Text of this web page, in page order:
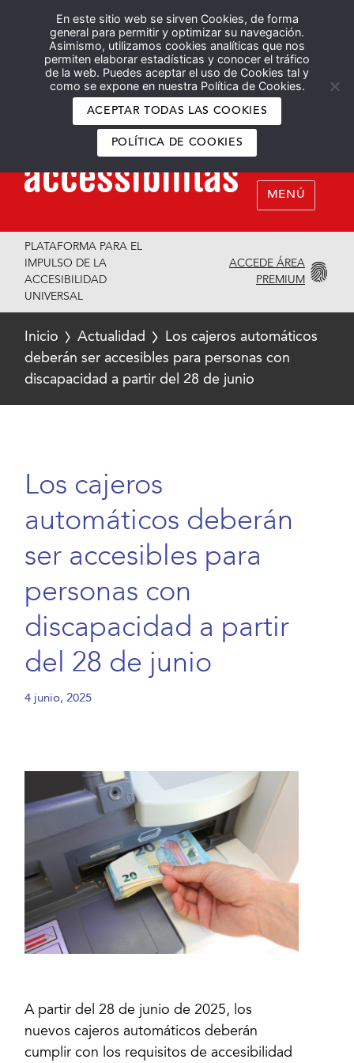
En este sitio web se sirven Cookies, de forma
general para permitir y optimizar su navegación.
Asimismo, utilizamos cookies analíticas que nos
permiten elaborar estadísticas y conocer el tráfico
de la web. Puedes aceptar el uso de Cookies tal y
como se expone en nuestra Política de Cookies.
ACEPTAR TODAS LAS COOKIES
POLÍTICA DE COOKIES
Español English
MENÚ
PLATAFORMA PARA EL
IMPULSO DE LA
ACCESIBILIDAD
UNIVERSAL
ACCEDE ÁREA
PREMIUM
Inicio Actualidad
Los cajeros automáticos
deberán ser accesibles para personas con
discapacidad a partir del 28 de junio
Los cajeros
automáticos deberán
ser accesibles para
personas con
discapacidad a partir
del 28 de junio
4 junio, 2025
A partir del 28 de junio de 2025, los
nuevos cajeros automáticos deberán
cumplir con los requisitos de accesibilidad